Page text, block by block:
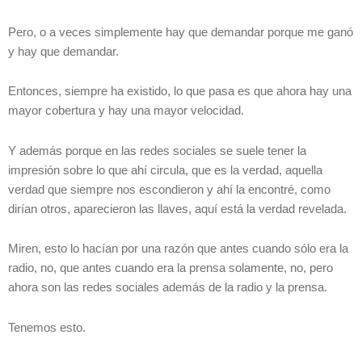
Pero, o a veces simplemente hay que demandar porque me ganó
y hay que demandar.
Entonces, siempre ha existido, lo que pasa es que ahora hay una
mayor cobertura y hay una mayor velocidad.
Y además porque en las redes sociales se suele tener la
impresión sobre lo que ahí circula, que es la verdad, aquella
verdad que siempre nos escondieron y ahí la encontré, como
dirían otros, aparecieron las llaves, aquí está la verdad revelada.
Miren, esto lo hacían por una razón que antes cuando sólo era la
radio, no, que antes cuando era la prensa solamente, no, pero
ahora son las redes sociales además de la radio y la prensa.
Tenemos esto.